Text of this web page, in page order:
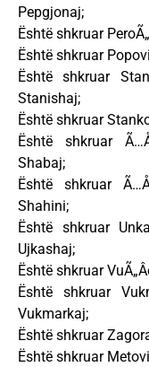
Pepgjonaj;
Është shkruar
Është shkruar
Është shkruar
Stanishaj;
Është shkruar
Është shkruar
Shabaj;
Është shkruar
Shahini;
Është shkruar
Ujkashaj;
Është shkruar
Është shkruar
Vukmarkaj;
Është shkruar
Është shkruar